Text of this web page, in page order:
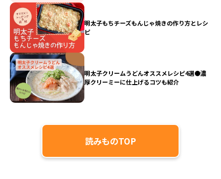
明太子もちチーズもんじゃ焼きの作り方とレシ
ピ
明太子クリームうどんオススメレシピ4選●濃
厚クリーミーに仕上げるコツも紹介
読みものTOP